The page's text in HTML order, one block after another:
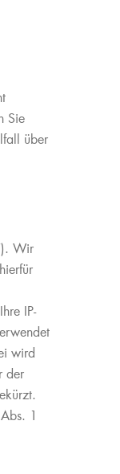
Sie
über
Wir
IP-
wird
der
1